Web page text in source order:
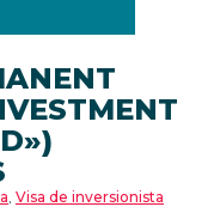
, Visa de inversionista